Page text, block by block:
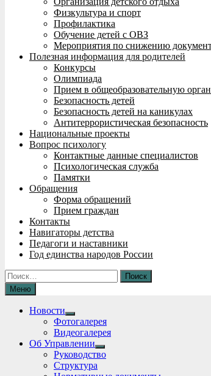
Физкультура и спорт
Профилактика
Обучение детей с ОВЗ
Мероприятия по снижению
Полезная информация для родителей
Конкурсы
Олимпиада
Прием в общеобразовательную
Безопасность детей
Безопасность детей на каникулах
Антитеррористическая безопасность
Национальные проекты
Вопрос психологу
Контактные данные специалистов
Психологическая служба
Памятки
Обращения
Форма обращений
Прием граждан
Контакты
Навигаторы детства
Педагоги и наставники
Год единства народов России
Найти:
Меню
Новости
Show
sub
menu
Фотогалерея
Видеогалерея
Об Управлении
Show
sub
Руководство
Структура